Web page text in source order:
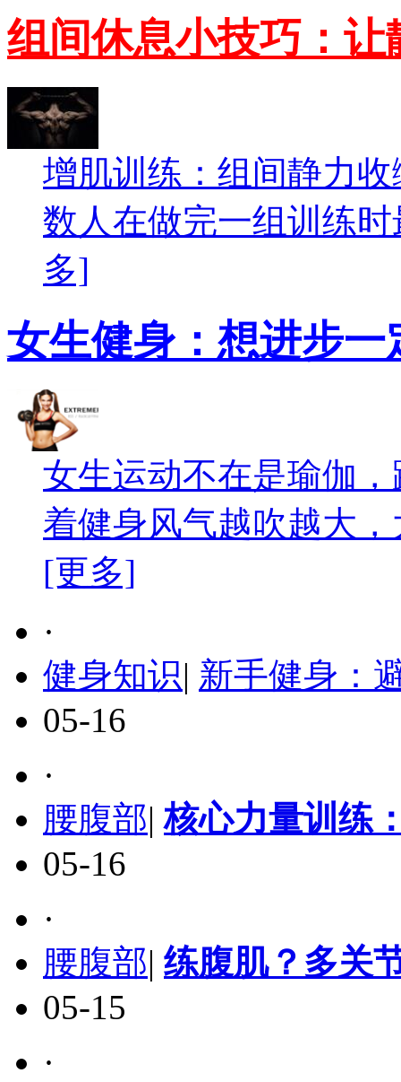
组间休息小技巧：
增肌训练：组间静力
数人在做完一组训练
多]
女生健身：想进步
女生运动不在是瑜伽
着健身风气越吹越大
[更多]
·
健身知识| 新手健身：
05-16
·
腰腹部|核心力量训练
05-16
·
腰腹部| 练腹肌？多关
05-15
·